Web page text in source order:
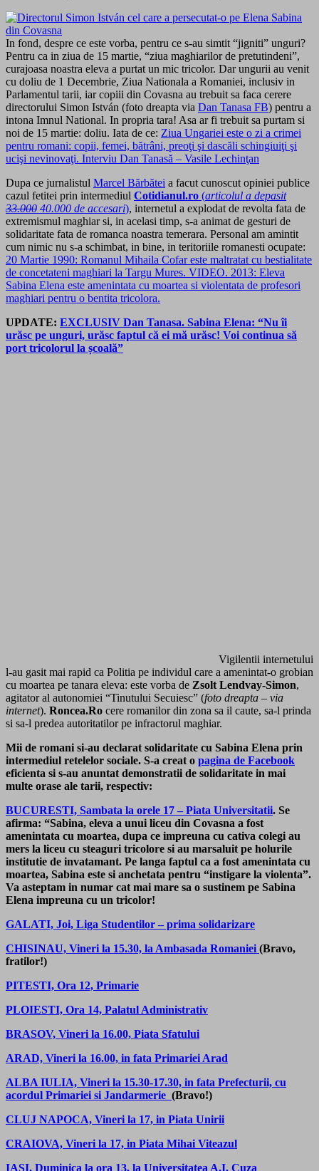
In fond, despre ce este vorba, pentru ce s-au simtit “jigniti” unguri?
Pentru ca in ziua de 15 martie, “ziua maghiarilor de pretutindeni”,
curajoasa noastra eleva a purtat un mic tricolor. Dar ungurii au venit
cu doliu de 1 Decembrie, Ziua Nationala a Romaniei, inclusiv in
Parlamentul tarii, iar copiii din Covasna au trebuit sa faca cerere
directorului Simon István (foto dreapta via Dan Tanasa FB) pentru a
intona Imnul National. In propria tara! Asa ar fi trebuit sa purtam si
noi de 15 martie: doliu. Iata de ce: Ziua Ungariei este o zi a crimei
pentru romani: copii, femei, bătrâni, preoţi şi dascăli schingiuiţi şi
ucişi nevinovaţi. Interviu Dan Tanasă – Vasile Lechinţan
Dupa ce jurnalistul Marcel Bărbătei a facut cunoscut opiniei publice
cazul fetitei prin intermediul Cotidianul.ro (articolul a depasit
33.000 40.000 de accesari), internetul a explodat de revolta fata de
extremismul maghiar si, in acelasi timp, s-a animat de gesturi de
solidaritate fata de romanca noastra temerara. Personal am amintit
cum nimic nu s-a schimbat, in bine, in teritoriile romanesti ocupate:
20 Martie 1990: Romanul Mihaila Cofar este maltratat cu bestialitate
de concetateni maghiari la Targu Mures. VIDEO. 2013: Eleva
Sabina Elena este amenintata cu moartea si violentata de profesori
maghiari pentru o bentita tricolora.
UPDATE: EXCLUSIV Dan Tanasa. Sabina Elena: “Nu îi
urăsc pe unguri, urăsc faptul că ei mă urăsc! Voi continua să
port tricolorul la școală”
Vigilentii internetului
l-au gasit mai rapid ca Politia pe individul care a amenintat-o grobian
cu moartea pe tanara eleva: este vorba de Zsolt Lendvay-Simon,
agitator al autonomiei “Tinutului Secuiesc” (foto dreapta – via
internet). Roncea.Ro cere romanilor din zona sa il caute, sa-l prinda
si sa-l predea autoritatilor pe infractorul maghiar.
Mii de romani si-au declarat solidaritate cu Sabina Elena prin
intermediul retelelor sociale. S-a creat o pagina de Facebook
eficienta si s-au anuntat demonstratii de solidaritate in mai
multe orase ale tarii, respectiv:
BUCURESTI, Sambata la orele 17 – Piata Universitatii. Se
afirma: “Sabina, eleva a unui liceu din Covasna a fost
amenintata cu moartea, dupa ce impreuna cu cativa colegi au
mers la liceu cu steaguri tricolore si au marsaluit pe holurile
institutie de invatamant. Pe langa faptul ca a fost amenintata cu
moartea, Sabina este si anchetata pentru “instigare la violenta”.
Va asteptam in numar cat mai mare sa o sustinem pe Sabina
Elena impreuna cu un tricolor!
GALATI, Joi, Liga Studentilor – prima solidarizare
CHISINAU, Vineri la 15.30, la Ambasada Romaniei (Bravo,
fratilor!)
PITESTI, Ora 12, Primarie
PLOIESTI, Ora 14, Palatul Administrativ
BRASOV, Vineri la 16.00, Piata Sfatului
ARAD, Vineri la 16.00, in fata Primariei Arad
ALBA IULIA, Vineri la 15.30-17.30, in fata Prefecturii, cu
acordul Primariei si Jandarmerie (Bravo!)
CLUJ NAPOCA, Vineri la 17, in Piata Unirii
CRAIOVA, Vineri la 17, in Piata Mihai Viteazul
IASI, Duminica la ora 13, la Universitatea A.I. Cuza